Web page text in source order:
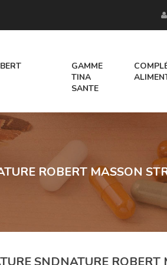
GAMME
TINA
SANTE
ROBERT MASSON
SNDNATURE ROBERT